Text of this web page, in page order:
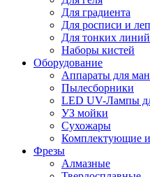
Для градиента
Для росписи и
Для тонких
Наборы кистей
Оборудование
Аппараты для
Пылесборники
LED UV-Лампы
УЗ мойки
Сухожары
Комплектующие и
Фрезы
Алмазные